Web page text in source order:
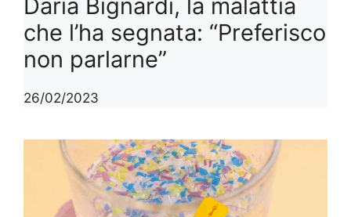
Daria Bignardi, la malattia
che l’ha segnata: “Preferisco
non parlarne”
26/02/2023